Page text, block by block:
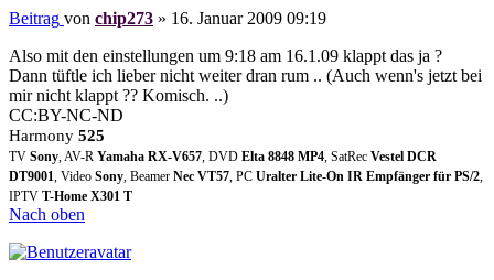
Beitrag von chip273 » 16. Januar 2009 09:19
Also mit den einstellungen um 9:18 am 16.1.09 klappt das ja ?
Dann tüftle ich lieber nicht weiter dran rum .. (Auch wenn's jetzt bei
mir nicht klappt ?? Komisch. ..)
CC:BY-NC-ND
Harmony 525
TV Sony , AV-R Yamaha RX-V657 , DVD Elta 8848 MP4 , SatRec Vestel DCR
DT9001 , Video Sony , Beamer Nec VT57 , PC Uralter Lite-On IR Empfänger für PS/2
IPTV T-Home X301 T
Nach oben